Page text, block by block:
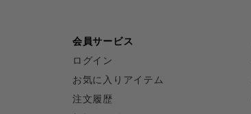
会員サービス
ログイン
お気に入りアイテム
注文履歴